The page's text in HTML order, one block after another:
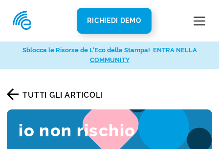
RICHIEDI DEMO
TUTTI GLI ARTICOLI
io non rischio
Sblocca le Risorse de L’Eco della Stampa! ENTRA NELLA
COMMUNITY